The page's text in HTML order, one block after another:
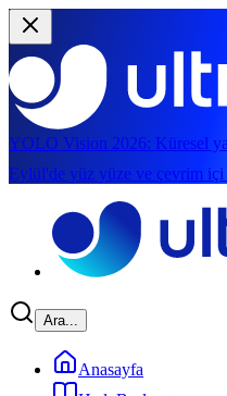
YOLO Vision 2026: Küresel
Eylül'de yüz yüze ve çevrim
Ara...
Anasayfa